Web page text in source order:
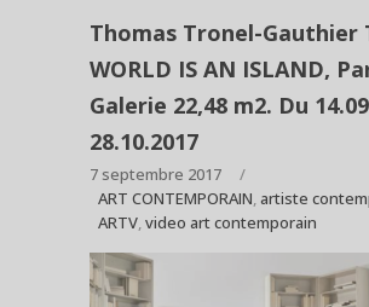
Thomas Tronel-Gauthier
WORLD IS AN ISLAND,
Galerie 22,48 m2. Du
28.10.2017
7 septembre 2017
ART CONTEMPORAIN, artiste
ARTV,video art contemporain